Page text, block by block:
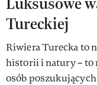
Tureckiej
Riwiera Turecka to
historii i natury – to
osób